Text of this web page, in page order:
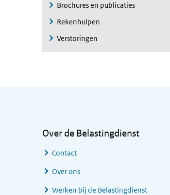
Brochures en publicaties
Rekenhulpen
Verstoringen
Over de Belastingdienst
Contact
Over ons
Werken bij de Belastingdienst